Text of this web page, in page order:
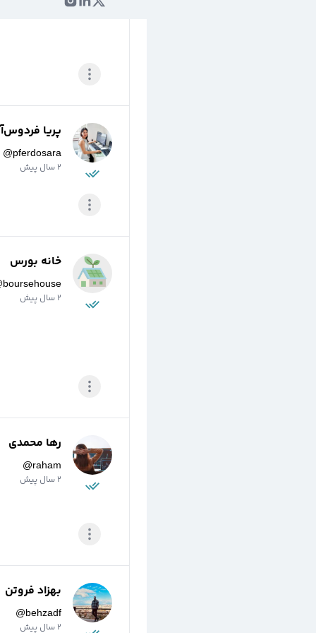
پریا
@pferdosara
2 سال پیش
خانه بورس
boursehouse
2 سال پیش
رها محمدی
@raham
2 سال پیش
بهزاد فروتن
@behzadf
2 سال پیش